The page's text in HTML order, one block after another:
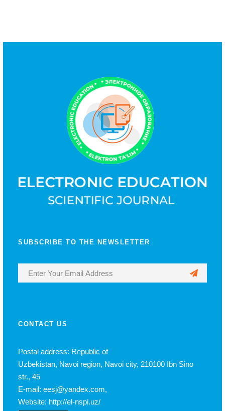
SUBSCRIBE TO THE NEWSLETTER
CONTACT US
Postal address: Republic of
Uzbekistan, Navoi region, Navoi city, 210100 Ibn Sino
str., 45
E-mail: eesj@yandex.com,
Website: http://el-nspi.uz/